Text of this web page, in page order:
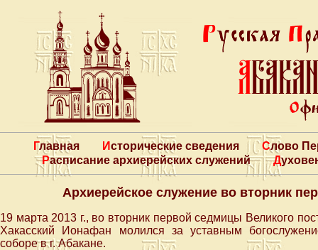
Главная Исторические сведения
Слово
Расписание архиерейских служений
Архиерейское служение во вторник
19 марта 2013 г., во вторник первой седмицы Великого
Хакасский Ионафан молился за уставным
соборе в г. Абакане.